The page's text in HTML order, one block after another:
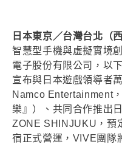
日本東京／台灣台北（
智慧型手機與虛擬實境
電子股份有限公司，以
宣布與日本遊戲領導者
Namco Entertainment
樂』）、共同合作推出
ZONE SHINJUKU，預
宿正式營運，VIVE團隊